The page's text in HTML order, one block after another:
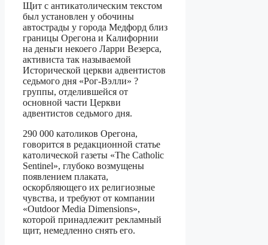
Щит с антикатолическим текстом
был установлен у обочины
автострады у города Медфорд близ
границы Орегона и Калифорнии
на деньги некоего Ларри Везерса,
активиста так называемой
Исторической церкви адвентистов
седьмого дня «Рог-Вэлли» ?
группы, отделившейся от
основной части Церкви
адвентистов седьмого дня.
290 000 католиков Орегона,
говорится в редакционной статье
католической газеты «The Catholic
Sentinel», глубоко возмущены
появлением плаката,
оскорбляющего их религиозные
чувства, и требуют от компании
«Outdoor Media Dimensions»,
которой принадлежит рекламный
щит, немедленно снять его.